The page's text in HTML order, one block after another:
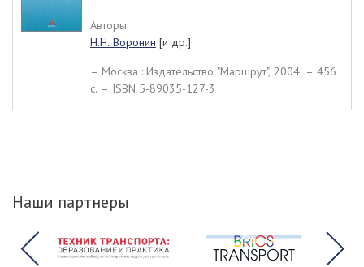
Авторы:
Н.Н. Воронин [и др.]
– Москва : Издательство "Маршрут", 2004. – 456
c. – ISBN 5-89035-127-3
Наши партнеры